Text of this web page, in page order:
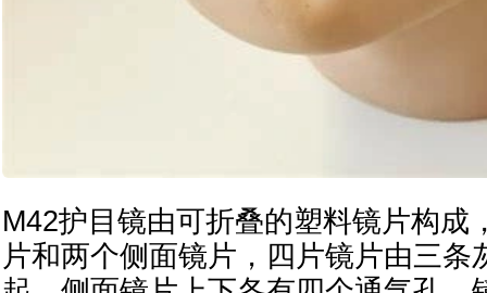
M42护目镜由可折叠的塑料镜片构成
片和两个侧面镜片，四片镜片由三条